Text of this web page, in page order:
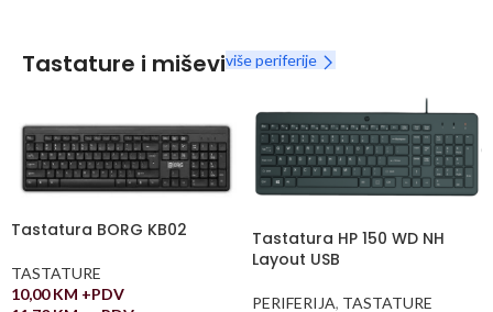
Tastature i miševiviše periferije
Tastatura BORG KB02
TASTATURE
10,00KM +PDV
Tastatura HP 150 WD NH
Layout USB
PERIFERIJA, TASTATURE